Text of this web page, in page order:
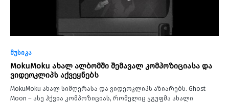
მუსიკა
MokuMoku ახალ ალბომში შემავალ კომპოზიციასა და
ვიდეოკლიპს აქვეყნებს
MokuMoku ახალ სიმღერასა და ვიდეოკლიპს აზიარებს. Ghost
Moon – ასე ჰქვია კომპოზიციას, რომელიც ჯგუფმა ახალი